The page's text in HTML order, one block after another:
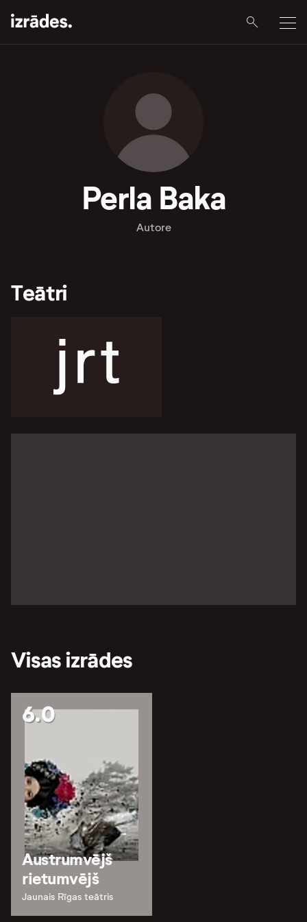
Perla Baka
Autore
Teātri
Visas izrādes
6.0
Austrumvējš
rietumvējš
Jaunais Rīgas teātris